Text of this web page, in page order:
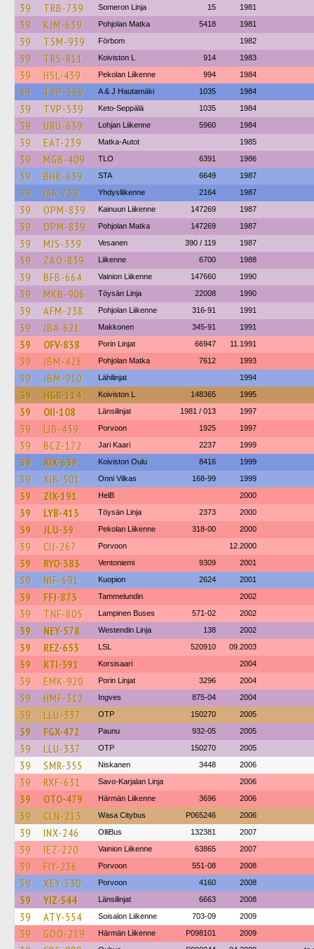
39 TRB-739 Someron Linja 15 1981
39 KJM-639 Pohjolan Matka 5418 1981
39 TSM-939 Förbom 1982
39 TRS-811 Koiviston L 914 1983
39 HSL-439 Pekolan Liikenne 994 1984
39 TVP-539 A & J Hautamäki 1035 1984
39 TVP-539 Keto-Seppälä 1035 1984
39 URU-639 Lohjan Liikenne 5960 1984
39 EAT-239 Matka-Autot 1985
39 MGB-409 TLO 6391 1986
39 BHK-639 STA 6649 1987
39 IAR-739 Yhdysliikenne 2164 1987
39 OPM-839 Kainuun Liikenne 147269 1987
39 OPM-839 Pohjolan Matka 147269 1987
39 MJS-339 Vesanen 390 / 119 1987
39 ZAO-839 Liikenne 6700 1988
39 BFB-664 Vainion Liikenne 147660 1990
39 MKB-906 Töysän Linja 22008 1990
39 AFM-238 Pohjolan Liikenne 316-91 1991
39 JBA-621 Makkonen 345-91 1991
39 OFV-838 Porin Linjat 66947 11.1991
39 JBM-428 Pohjolan Matka 7612 1993
39 JBM-910 Lähilinjat 1994
39 HGR-114 Koiviston L 148365 1995
39 OII-108 Länsilinjat 1981 / 013 1997
39 LIB-439 Porvoon 1925 1997
39 BCZ-172 Jari Kaari 2237 1999
39 XIX-639 Koiviston Oulu 8416 1999
39 XIB-501 Onni Vilkas 168-99 1999
39 ZIX-191 HelB 2000
39 LYB-413 Töysän Linja 2373 2000
39 JLU-39 Pekolan Liikenne 318-00 2000
39 CIJ-267 Porvoon 12.2000
39 RYO-383 Ventoniemi 9309 2001
39 NIF-691 Kuopion 2624 2001
39 FFJ-873 Tammelundin 2002
39 TNF-805 Lampinen Buses 571-02 2002
39 NEY-578 Westendin Linja 138 2002
39 REZ-653 LSL 520910 09.2003
39 KTI-391 Korsisaari 2004
39 EMK-920 Porin Linjat 3296 2004
39 HMF-312 Ingves 875-04 2004
39 LLU-337 OTP 150270 2005
39 FGX-472 Paunu 932-05 2005
39 LLU-337 OTP 150270 2005
39 SMR-355 Niskanen 3448 2006
39 RXF-631 Savo-Karjalan Linja 2006
39 OTO-479 Härmän Liikenne 3696 2006
39 CLN-213 Wasa Citybus P065246 2006
39 INX-246 OlliBus 132381 2007
39 IEZ-220 Vainion Liikenne 63865 2007
39 FIY-236 Porvoon 551-08 2008
39 XEY-530 Porvoon 4160 2008
39 YIZ-544 Länsilinjat 6663 2008
39 ATY-554 Soisalon Liikenne 703-09 2009
39 GOO-219 Härmän Liikenne P098101 2009